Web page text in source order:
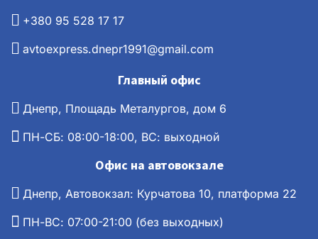
+380 95 528 17 17
avtoexpress.dnepr1991@gmail.com
Главный офис
Днепр, Площадь Металургов, дом 6
ПН-СБ: 08:00-18:00, ВС: выходной
Офис на автовокзале
Днепр, Автовокзал: Курчатова 10, платформа 22
ПН-ВС: 07:00-21:00 (без выходных)